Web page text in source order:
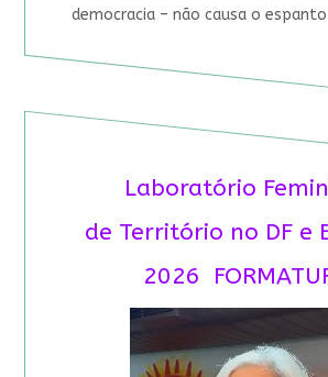
democracia – não causa o espanto
Laboratório
de Território no DF e
2026